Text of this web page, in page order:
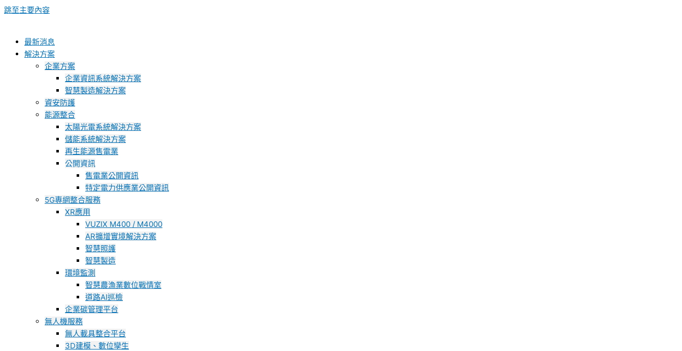
跳至主要內容
最新消息
解決方案
企業方案
企業資訊系統解決方案
智慧製造解決方案
資安防護
能源整合
太陽光電系統解決方案
儲能系統解決方案
再生能源售電業
公開資訊
售電業公開資訊
特定電力供應業公開資訊
5G專網整合服務
XR應用
VUZIX M400 / M4000
AR擴增實境解決方案
智慧照護
智慧製造
環境監測
智慧農漁業數位戰情室
道路AI巡檢
企業碳管理平台
無人機服務
無人載具整合平台
3D建模、數位孿生